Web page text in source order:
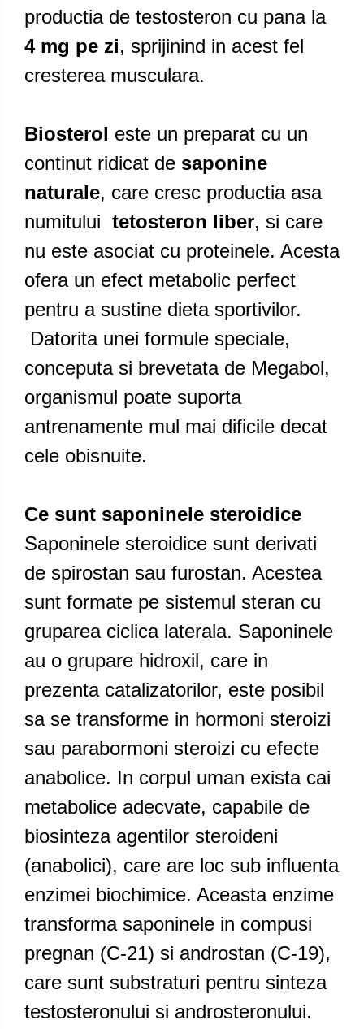
productia de testosteron cu pana la
4 mg pe zi, sprijinind in acest fel
cresterea musculara.
Biosterol este un preparat cu un
continut ridicat de saponine
naturale, care cresc productia asa
numitului tetosteron liber, si care
nu este asociat cu proteinele. Acesta
ofera un efect metabolic perfect
pentru a sustine dieta sportivilor.
Datorita unei formule speciale,
conceputa si brevetata de Megabol,
organismul poate suporta
antrenamente mul mai dificile decat
cele obisnuite.
Ce sunt saponinele steroidice
Saponinele steroidice sunt derivati
de spirostan sau furostan. Acestea
sunt formate pe sistemul steran cu
gruparea ciclica laterala. Saponinele
au o grupare hidroxil, care in
prezenta catalizatorilor, este posibil
sa se transforme in hormoni steroizi
sau parabormoni steroizi cu efecte
anabolice. In corpul uman exista cai
metabolice adecvate, capabile de
biosinteza agentilor steroideni
(anabolici), care are loc sub influenta
enzimei biochimice. Aceasta enzime
transforma saponinele in compusi
pregnan (C-21) si androstan (C-19),
care sunt substraturi pentru sinteza
testosteronului si androsteronului.